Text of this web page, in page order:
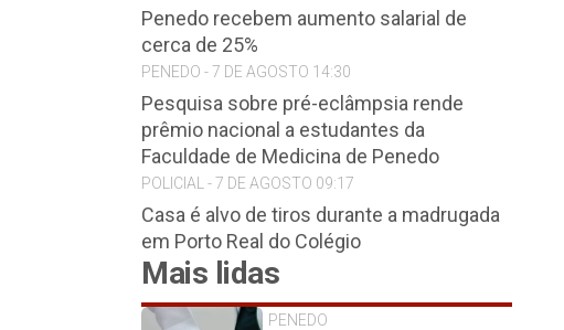
Penedo recebem aumento salarial de
cerca de 25%
PENEDO - 7 DE AGOSTO 14:30
Pesquisa sobre pré-eclâmpsia rende
prêmio nacional a estudantes da
Faculdade de Medicina de Penedo
POLICIAL - 7 DE AGOSTO 09:17
Casa é alvo de tiros durante a madrugada
em Porto Real do Colégio
Mais lidas
PENEDO